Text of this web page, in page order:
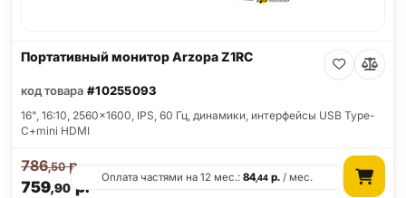
Портативный монитор Arzopa Z1RC
код товара #10255093
16", 16:10, 2560x1600, IPS, 60 Гц, динамики, интерфейсы USB Type-
C+mini HDMI
759,90р.
786,50р.
Оплата частями на 12 мес.:84,44 р. / мес.